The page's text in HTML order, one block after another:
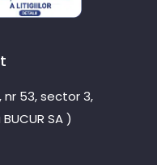
nr 53, sector 3,
SA )